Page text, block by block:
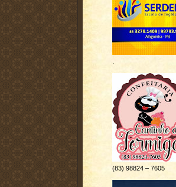
(83) 98824 – 7605